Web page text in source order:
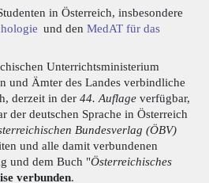
in Österreich, insbesondere
und den MedAT für das
Unterrichtsministerium
und Ämter des Landes verbindliche
derzeit in der 44. Auflage verfügbar,
der deutschen Sprache in Österreich
Bundesverlag (ÖBV)
und alle damit verbundenen
und dem Buch "Österreichisches
verbunden.